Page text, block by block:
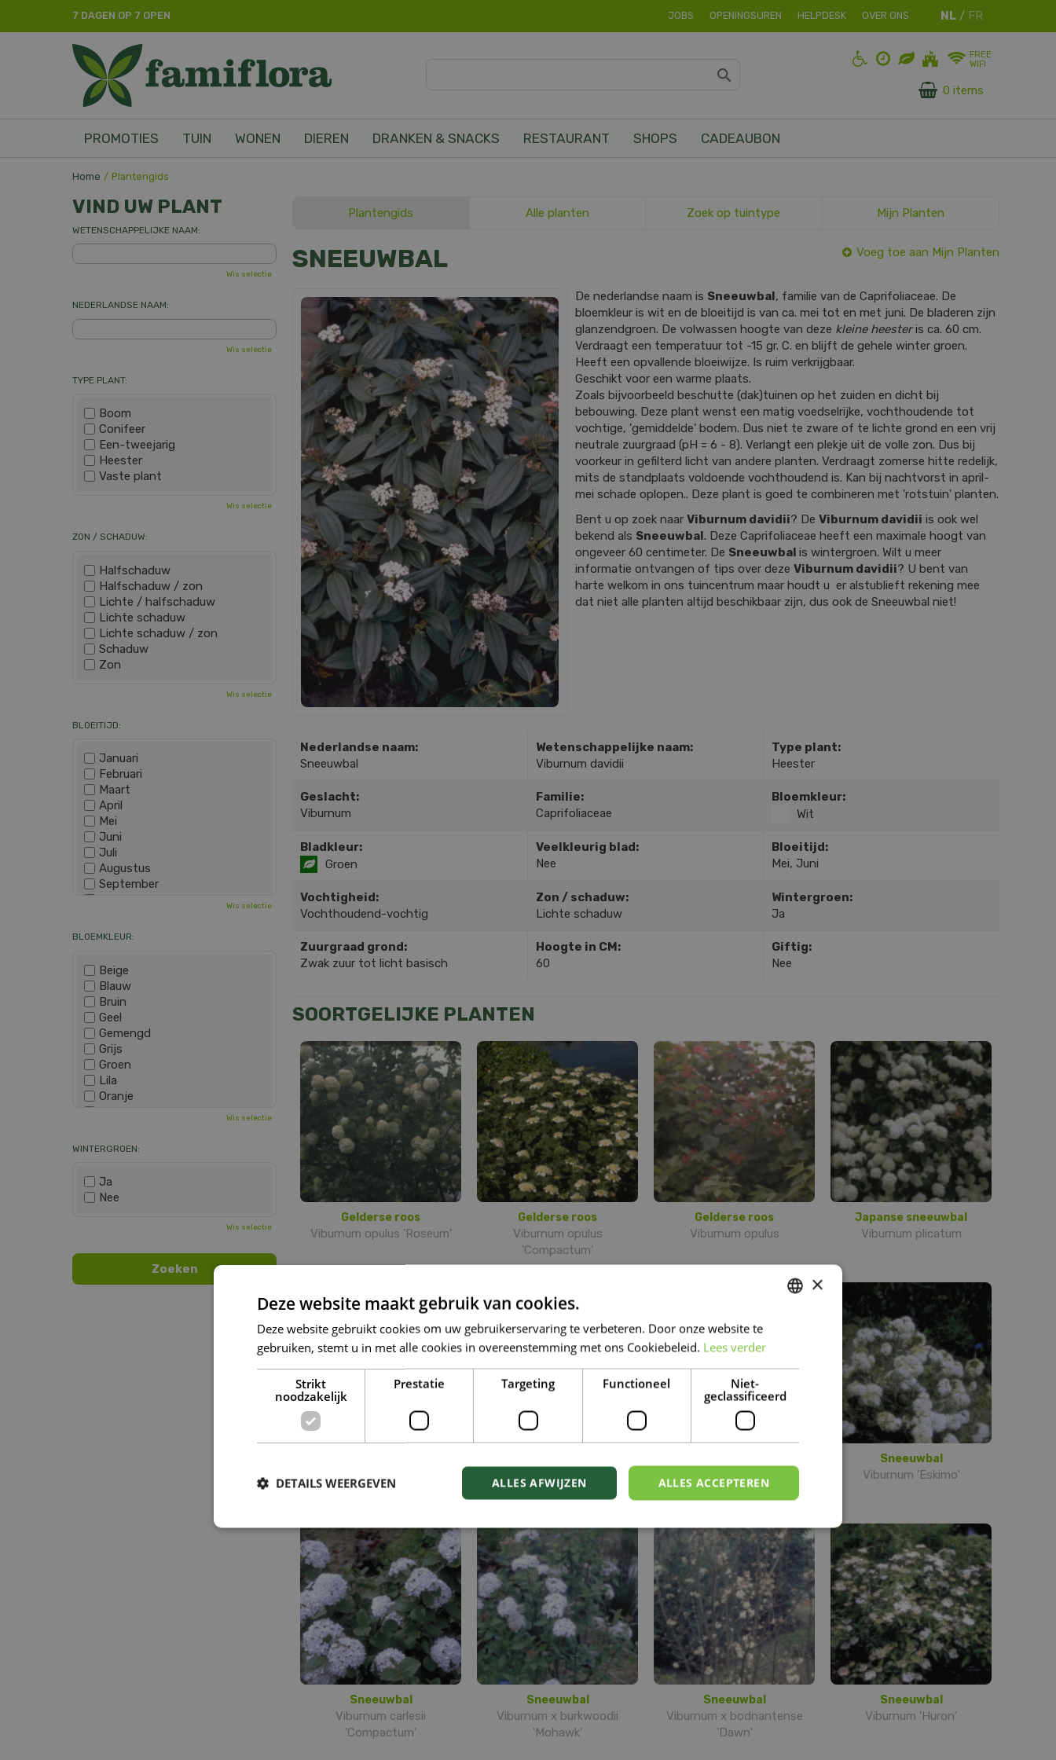
Home Plantengids
7 DAGEN OP 7 OPEN JOBS OPENINGSUREN HELPDESK OVER ONS
FREE
WIFI
0 items
PROMOTIES TUIN WONEN DIEREN DRANKEN & SNACKS RESTAURANT SHOPS CADEAUBON
Plantengids Alle planten Zoek op tuintype Mijn Planten
SNEEUWBAL Voeg toe aan Mijn Planten
De nederlandse naam is Sneeuwbal, familie van de Caprifoliaceae. De
bloemkleur is wit en de bloeitijd is van ca. mei tot en met juni. De bladeren zijn
glanzendgroen. De volwassen hoogte van deze kleine heesteris ca. 60 cm.
Verdraagt een temperatuur tot -15 gr. C. en blijft de gehele winter groen.
Heeft een opvallende bloeiwijze. Is ruim verkrijgbaar.
Geschikt voor een warme plaats.
Zoals bijvoorbeeld beschutte (dak)tuinen op het zuiden en dicht bij
bebouwing. Deze plant wenst een matig voedselrijke, vochthoudende tot
vochtige, 'gemiddelde' bodem. Dus niet te zware of te lichte grond en een vrij
neutrale zuurgraad (pH = 6 - 8). Verlangt een plekje uit de volle zon. Dus bij
voorkeur in gefilterd licht van andere planten. Verdraagt zomerse hitte redelijk,
mits de standplaats voldoende vochthoudend is. Kan bij nachtvorst in april-
mei schade oplopen.. Deze plant is goed te combineren met 'rotstuin' planten.
Bent u op zoek naar Viburnum davidii? De Viburnum davidii is ook wel
bekend als Sneeuwbal. Deze Caprifoliaceae heeft een maximale hoogt van
ongeveer 60 centimeter. De Sneeuwbal is wintergroen. Wilt u meer
informatie ontvangen of tips over deze Viburnum davidii? U bent van
harte welkom in ons tuincentrum maar houdt u er alstublieft rekening mee
dat niet alle planten altijd beschikbaar zijn, dus ook de Sneeuwbal niet!
Nederlandse naam:
Sneeuwbal
Wetenschappelijke naam:
Viburnum davidii
Type plant:
Heester
Geslacht:
Viburnum
Familie:
Caprifoliaceae
Bloemkleur:
Wit
Bladkleur:
Groen
Veelkleurig blad:
Nee
Bloeitijd:
Mei, Juni
Vochtigheid:
Vochthoudend-vochtig
Zon / schaduw:
Lichte schaduw
Wintergroen:
Ja
Zuurgraad grond:
Zwak zuur tot licht basisch
Hoogte in CM:
60
Giftig:
Nee
SOORTGELIJKE PLANTEN
Gelderse roos
Viburnum opulus 'Roseum'
Gelderse roos
Viburnum opulus
'Compactum'
Gelderse roos
Viburnum opulus
Japanse sneeuwbal
Viburnum plicatum
'Watanabe'
'Mariesii'
Sneeuwbal
Viburnum 'Eskimo'
Sneeuwbal
Viburnum carlesii
'Compactum'
Sneeuwbal
Viburnum x burkwoodii
'Mohawk'
Sneeuwbal
Viburnum x bodnantense
'Dawn'
Sneeuwbal
Viburnum 'Huron'
VIND UW PLANT
WETENSCHAPPELIJKE NAAM:
Wis selectie
NEDERLANDSE NAAM:
Wis selectie
TYPE PLANT:
Boom
Conifeer
Een-tweejarig
Heester
Vaste plant
Wis selectie
ZON / SCHADUW:
Halfschaduw
Halfschaduw / zon
Lichte / halfschaduw
Lichte schaduw
Lichte schaduw / zon
Schaduw
Zon
Wis selectie
BLOEITIJD:
Januari
Februari
Maart
April
Mei
Juni
Juli
Augustus
September
December
Wis selectie
BLOEMKLEUR:
Beige
Blauw
Bruin
Geel
Gemengd
Grijs
Groen
Lila
Oranje
Roze
Zwart
Wis selectie
WINTERGROEN:
Ja
Nee
Wis selectie
×
Deze website maakt gebruik van cookies.
Deze website gebruikt cookies om uw gebruikerservaring te verbeteren. Door onze website te
gebruiken, stemt u in met alle cookies in overeenstemming met ons Cookiebeleid. Lees verder
Strikt
noodzakelijk
Prestatie Targeting Functioneel
Niet-
geclassificeerd
ALLES ACCEPTEREN
ALLES AFWIJZEN
DETAILS WEERGEVEN